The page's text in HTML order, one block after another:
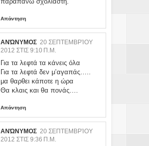
Απάντηση
ΑΝΏΝΥΜΟΣ 20 ΣΕΠΤΕΜΒΡΊΟΥ
2012 ΣΤΙΣ 9:10 Π.Μ.
Για τα λεφτά τα κάνεις όλα
Για τα λεφτά δεν μ’αγαπάς…..
μα θαρθει κάποτε η ώρα
Θα κλαις και θα πονάς….
Απάντηση
ΑΝΏΝΥΜΟΣ 20 ΣΕΠΤΕΜΒΡΊΟΥ
2012 ΣΤΙΣ 9:36 Π.Μ.